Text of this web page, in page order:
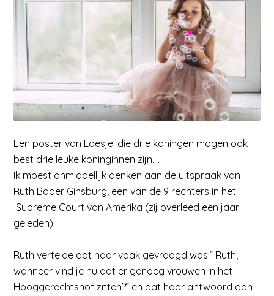
Een poster van Loesje: die drie koningen mogen ook
best drie leuke koninginnen zijn….
Ik moest onmiddellijk denken aan de uitspraak van
Ruth Bader Ginsburg, een van de 9 rechters in het
Supreme Court van Amerika (zij overleed een jaar
geleden)
Ruth vertelde dat haar vaak gevraagd was:” Ruth,
wanneer vind je nu dat er genoeg vrouwen in het
Hooggerechtshof zitten?” en dat haar antwoord dan